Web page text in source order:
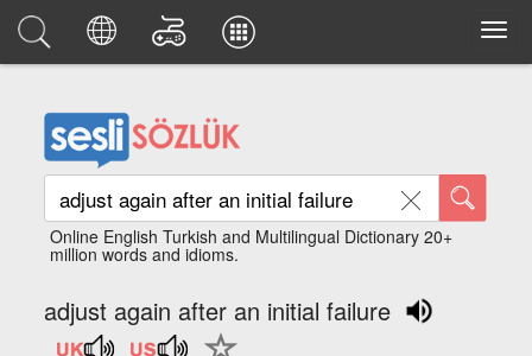
Online English Turkish and Multilingual Dictionary 20+
million words and idioms.
adjust again after an initial failure